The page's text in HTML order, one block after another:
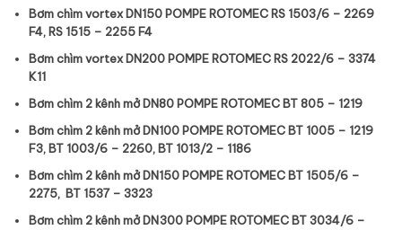
Bơm chìm vortex DN150 POMPE ROTOMEC RS 1503/6 – 2269
F4, RS 1515 – 2255 F4
Bơm chìm vortex DN200 POMPE ROTOMEC RS 2022/6 – 3374
K11
Bơm chìm 2 kênh mở DN80 POMPE ROTOMEC BT 805 – 1219
Bơm chìm 2 kênh mở DN100 POMPE ROTOMEC BT 1005 – 1219
F3, BT 1003/6 – 2260, BT 1013/2 – 1186
Bơm chìm 2 kênh mở DN150 POMPE ROTOMEC BT 1505/6 –
2275, BT 1537 – 3323
Bơm chìm 2 kênh mở DN300 POMPE ROTOMEC BT 3034/6 –